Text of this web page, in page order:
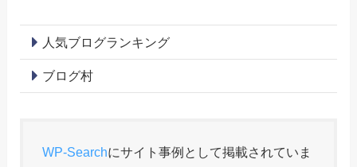
人気ブログランキング
ブログ村
WP-Searchにサイト事例として掲載されていま